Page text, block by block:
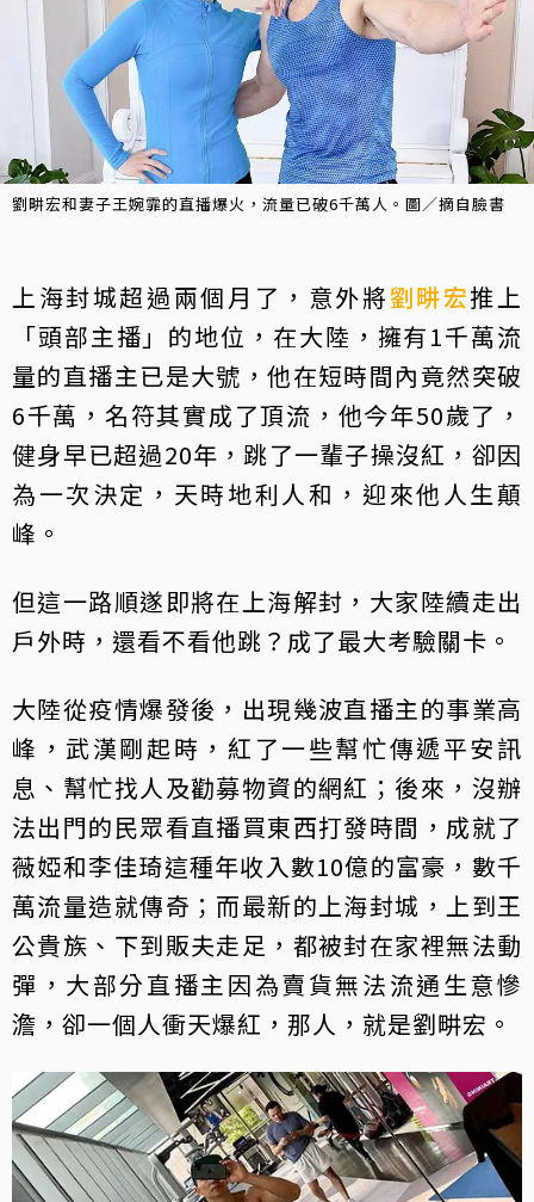
劉畊宏和妻子王婉霏的直播爆火，流量已破6千萬人。圖／摘自臉書
上海封城超過兩個月了，意外將劉畊宏推上
「頭部主播」的地位，在大陸，擁有1千萬流
量的直播主已是大號，他在短時間內竟然突破
6千萬，名符其實成了頂流，他今年50歲了，
健身早已超過20年，跳了一輩子操沒紅，卻因
為一次決定，天時地利人和，迎來他人生顛
峰。
但這一路順遂即將在上海解封，大家陸續走出
戶外時，還看不看他跳？成了最大考驗關卡。
大陸從疫情爆發後，出現幾波直播主的事業高
峰，武漢剛起時，紅了一些幫忙傳遞平安訊
息、幫忙找人及勸募物資的網紅；後來，沒辦
法出門的民眾看直播買東西打發時間，成就了
薇婭和李佳琦這種年收入數10億的富豪，數千
萬流量造就傳奇；而最新的上海封城，上到王
公貴族、下到販夫走足，都被封在家裡無法動
彈，大部分直播主因為賣貨無法流通生意慘
澹，卻一個人衝天爆紅，那人，就是劉畊宏。